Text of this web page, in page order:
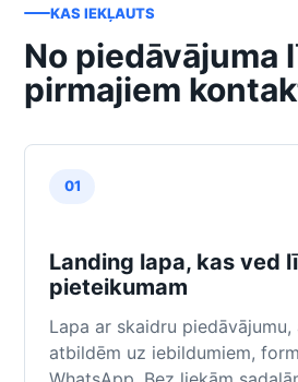
KAS IEKĻAUTS
No piedāvājuma
pirmajiem
01
Landing lapa, kas ved
pieteikumam
Lapa ar skaidru piedāvājumu,
atbildēm uz iebildumiem,